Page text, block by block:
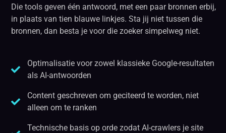
Die tools geven één antwoord, met een paar bronnen erbij,
in plaats van tien blauwe linkjes. Sta jij niet tussen die
bronnen, dan besta je voor die zoeker simpelweg niet.
Optimalisatie voor zowel klassieke Google-resultaten
als AI-antwoorden
Content geschreven om geciteerd te worden, niet
alleen om te ranken
Technische basis op orde zodat AI-crawlers je site